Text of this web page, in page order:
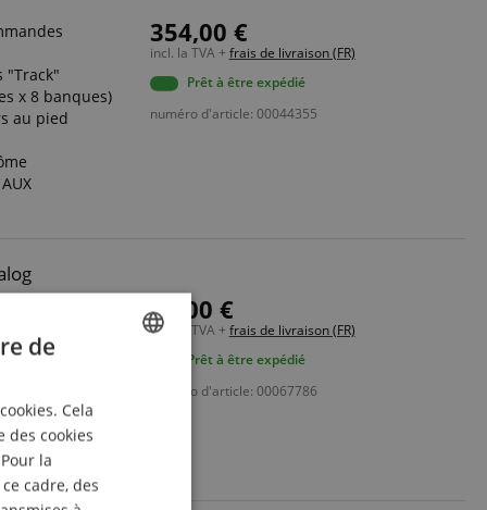
"Track"
x 8 banques)
au pied
354,00 €
incl. la TVA + frais de livraison (FR)
Prêt à être expédié
numéro d'article: 00044355
95,00 €
incl. la TVA + frais de livraison (FR)
Prêt à être expédié
numéro d'article: 00067786
de
Cela
des cookies
la
cadre, des